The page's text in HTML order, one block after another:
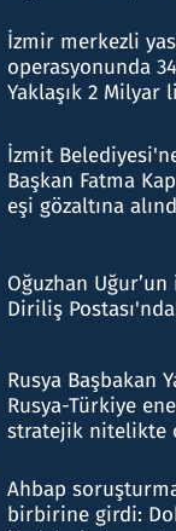
İzmir merkezli
operasyonunda
Yaklaşık 2 Milyar
İzmit
Başkan Fatma
eşi gözaltına
Oğuzhan
Diriliş
Rusya Başbakan
Rusya-Türkiye
stratejik nitelikte
Ahbap
birbirine girdi: